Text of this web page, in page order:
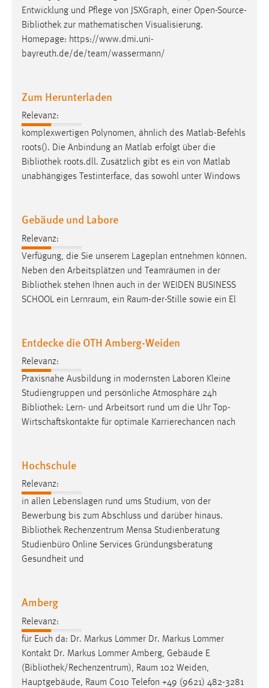
Entwicklung und Pflege von JSXGraph, einer Open-Source-
Bibliothek zur mathematischen Visualisierung.
Homepage: https://www.dmi.uni-
bayreuth.de/de/team/wassermann/
Zum Herunterladen
Relevanz:
komplexwertigen Polynomen, ähnlich des Matlab-Befehls
roots(). Die Anbindung an Matlab erfolgt über die
Bibliothek roots.dll. Zusätzlich gibt es ein von Matlab
unabhängiges Testinterface, das sowohl unter Windows
Gebäude und Labore
Relevanz:
Verfügung, die Sie unserem Lageplan entnehmen können.
Neben den Arbeitsplätzen und Teamräumen in der
Bibliothek stehen Ihnen auch in der WEIDEN BUSINESS
SCHOOL ein Lernraum, ein Raum-der-Stille sowie ein El
Entdecke die OTH Amberg-Weiden
Relevanz:
Praxisnahe Ausbildung in modernsten Laboren Kleine
Studiengruppen und persönliche Atmosphäre 24h
Bibliothek: Lern- und Arbeitsort rund um die Uhr Top-
Wirtschaftskontakte für optimale Karrierechancen nach
Hochschule
Relevanz:
in allen Lebenslagen rund ums Studium, von der
Bewerbung bis zum Abschluss und darüber hinaus.
Bibliothek Rechenzentrum Mensa Studienberatung
Studienbüro Online Services Gründungsberatung
Gesundheit und
Amberg
Relevanz:
für Euch da: Dr. Markus Lommer Dr. Markus Lommer
Kontakt Dr. Markus Lommer Amberg, Gebäude E
(Bibliothek/Rechenzentrum), Raum 102 Weiden,
Hauptgebäude, Raum C010 Telefon +49 (9621) 482-3281
Cookie Laufzeit:
Max. 13 Monate
Marketing Cookies werden von Drittanbietern
verwendet, um personalisierte Werbung anzuzeigen.
Sie tun dies, indem sie Besucher über Websites
hinweg verfolgen.
Google Ads
Google Ireland Limited
Zweck:
Conversion-Tracking
Cookie Laufzeit:
Name:
Anbieter:
Facebook
Conversion-Tracking
Cookie Laufzeit:
3 Monate
EXTERNE MEDIEN
Um Inhalte von Videoplattformen und Social Media
YouTube
Vimeo